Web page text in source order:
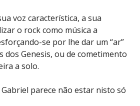
voz característica, a sua
o rock como música a
se por lhe dar um “ar”
dos Genesis, ou de cometimento
a solo.
parece não estar nisto só